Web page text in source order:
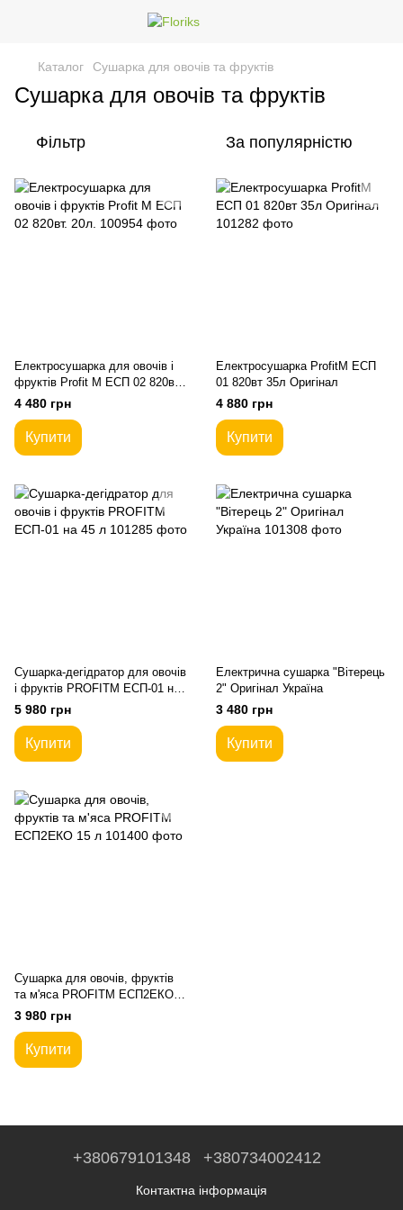
Каталог Сушарка для овочів та фруктів
Сушарка для овочів та фруктів
Фільтр За популярністю
Електросушарка для овочів і
фруктів Profit M ЕСП 02 820вт.
20л.
4 480 грн
Купити
Електросушарка ProfitM ЕСП
01 820вт 35л Оригінал
4 880 грн
Купити
Сушарка-дегідратор для овочів
і фруктів PROFITM ЕСП-01 на
45 л
5 980 грн
Купити
Електрична сушарка "Вітерець
2" Оригінал Україна
3 480 грн
Купити
Сушарка для овочів, фруктів
та м'яса PROFITM ЕСП2ЕКО
15 л
3 980 грн
Купити
+380679101348 +380734002412
Контактна інформація